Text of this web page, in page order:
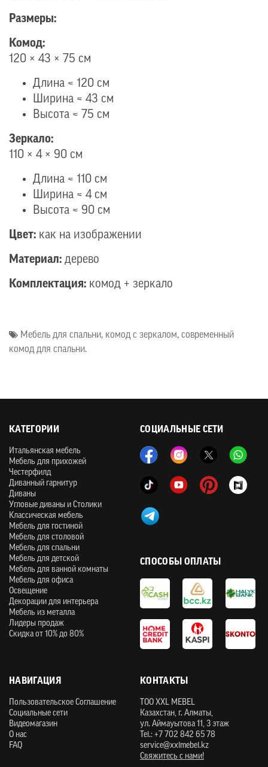
Размеры:
Комод:
120 × 43 × 75 см
Длина ≈ 120 см
Ширина ≈ 43 см
Высота ≈ 75 см
Зеркало:
110 × 4 × 90 см
Длина ≈ 110 см
Ширина ≈ 4 см
Высота ≈ 90 см
Цвет: как на изображении
Материал: дерево
Комплектация: комод + зеркало
Мебель для спальни, комод с зеркалом, современный
комод для спальни.
СОЦИАЛЬНЫЕ СЕТИ
КАТЕГОРИИ
Итальянская мебель
Мебель для прихожей
Честерфилд
Диванный гарнитур
Диваны
Угловые диваны и Столики
Классическая мебель
Мебель для гостиной
Мебель для столовой
Мебель для спальни
Мебель для детской
Мебель для ванной комнаты
Мебель для офиса
Освещение
Декорации для интерьера
Мебель из металла
Лидеры продаж
Скидка от 10% до 80%
НАВИГАЦИЯ
Пользовательское Соглашение
Социальные сети
Видеомагазин
О нас
FAQ
СПОСОБЫ ОПЛАТЫ
КОНТАКТЫ
ТOO XXL MEBEL
Казахстан, г. Алматы,
ул. Аймауытова 11, 3 этаж
Tel.: +7 702 842 65 78
service@xxlmebel.kz
Свяжитесь с нами!